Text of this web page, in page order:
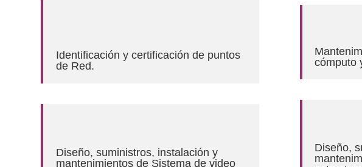
Identificación y certificación de puntos
de Red.
Diseño, suministros, instalación y
mantenimientos de Sistema de video
cómputo
Diseño,